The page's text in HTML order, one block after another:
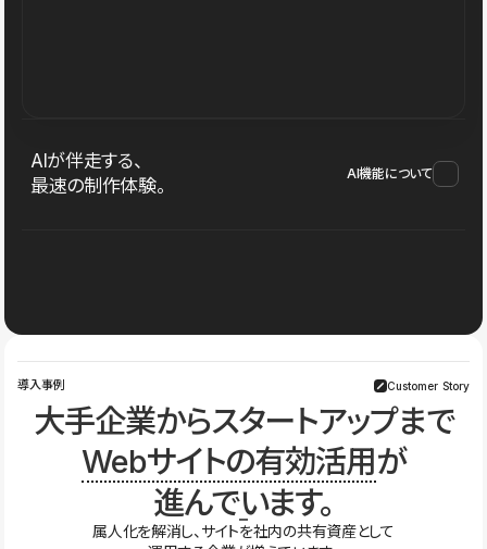
AIが伴走する、
最速の制作体験。
AI機能について
導入事例 Customer Story
大手企業からスタートアップまで
Webサイトの有効活用が
進んでいます。
属人化を解消し、サイトを社内の共有資産として